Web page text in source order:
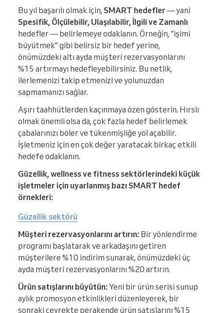
Bu yıl başarılı olmak için, SMART hedefler— yani
Spesifik, Ölçülebilir, Ulaşılabilir, İlgili ve Zamanlı
hedefler — belirlemeye odaklanın. Örneğin, "işimi
büyütmek" gibi belirsiz bir hedef yerine,
önümüzdeki altı ayda müşteri rezervasyonlarını
%15 artırmayı hedefleyebilirsiniz. Bu netlik,
ilerlemenizi takip etmenizi ve yolunuzdan
sapmamanızı sağlar.
Aşırı taahhütlerden kaçınmaya özen gösterin. Hırslı
olmak önemli olsa da, çok fazla hedef belirlemek
çabalarınızı böler ve tükenmişliğe yol açabilir.
İşletmeniz için en çok değer yaratacak birkaç etkili
hedefe odaklanın.
Güzellik, wellness ve fitness sektörlerindeki küçük
işletmeler için uyarlanmış bazı SMART hedef
örnekleri:
Güzellik sektörü
Müşteri rezervasyonlarını artırın: Bir yönlendirme
programı başlatarak ve arkadaşını getiren
müşterilere %10 indirim sunarak, önümüzdeki üç
ayda müşteri rezervasyonlarını %20 artırın.
Ürün satışlarını büyütün:Yeni bir ürün serisi sunup
aylık promosyon etkinlikleri düzenleyerek, bir
sonraki çeyrekte perakende ürün satışlarını %15